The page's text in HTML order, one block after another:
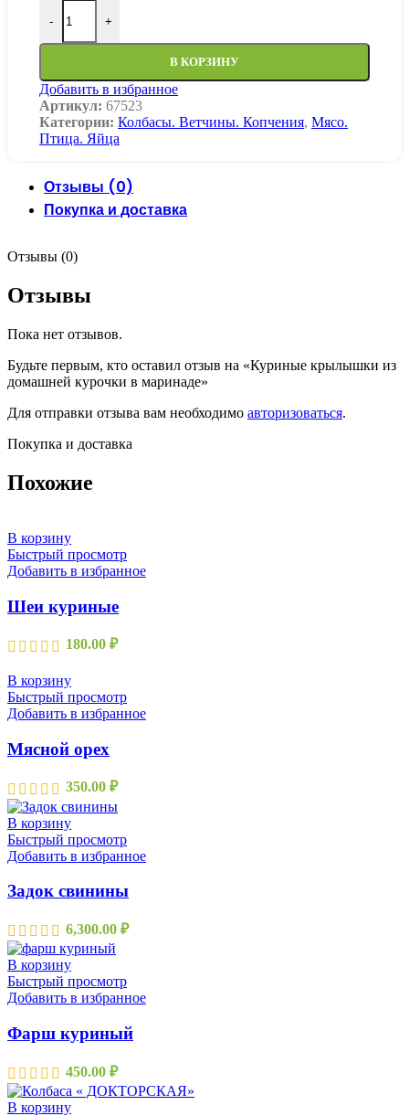
-
Количество товара Куриные крылышки из домашней
+
В КОРЗИНУ
Добавить в избранное
Артикул: 67523
Категории: Колбасы. Ветчины. Копчения, Мясо.
Птица. Яйца
Отзывы (0)
Покупка и доставка
Отзывы (0)
Отзывы
Пока нет отзывов.
Будьте первым, кто оставил отзыв на «Куриные крылышки из
домашней курочки в маринаде»
Для отправки отзыва вам необходимо авторизоваться.
Покупка и доставка
Похожие
В корзину
Быстрый просмотр
Добавить в избранное
Шеи куриные
180.00 ₽
В корзину
Быстрый просмотр
Добавить в избранное
Мясной орех
350.00 ₽
В корзину
Быстрый просмотр
Добавить в избранное
Задок свинины
6,300.00 ₽
В корзину
Быстрый просмотр
Добавить в избранное
Фарш куриный
450.00 ₽
В корзину